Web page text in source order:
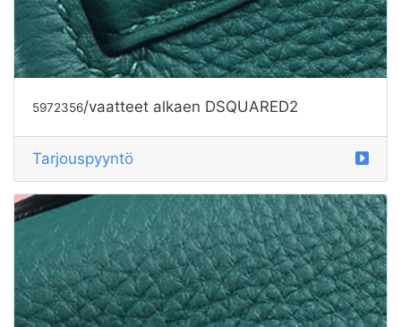
5972357/vaatteet alkaen DSQUARED2
Tarjouspyyntö